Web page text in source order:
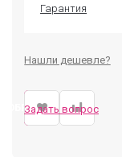
Гарантия
Нашли дешевле?
ЗАМЕНУ
Задать вопрос